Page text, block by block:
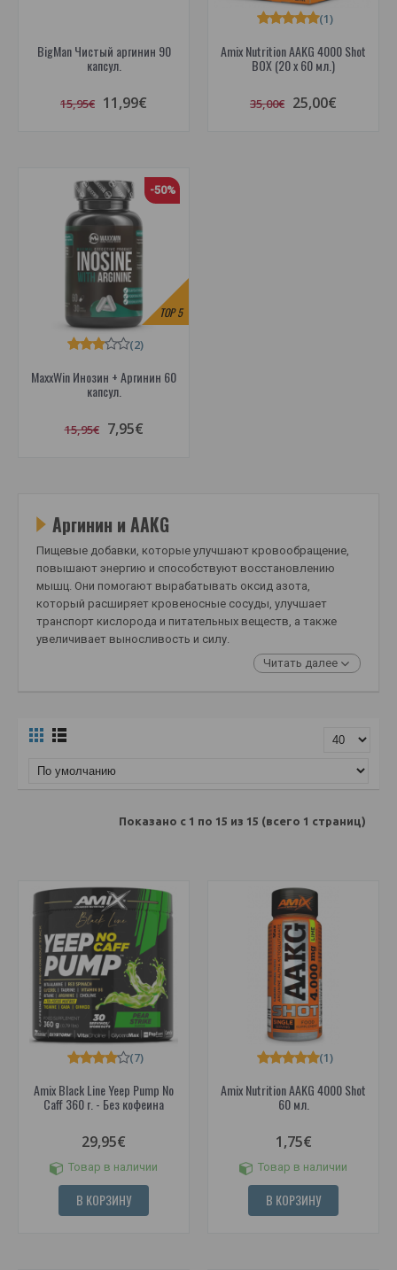
BigMan Чистый аргинин 90
капсул.
15,95€ 11,99€
Amix Nutrition AAKG 4000 Shot
BOX (20 x 60 мл.)
(1)
35,00€ 25,00€
TOP5
-50%
MaxxWin Инозин + Аргинин 60
капсул.
(2)
15,95€ 7,95€
Аргинин и AAKG
Пищевые добавки, которые улучшают кровообращение,
повышают энергию и способствуют восстановлению
мышц. Они помогают вырабатывать оксид азота,
который расширяет кровеносные сосуды, улучшает
транспорт кислорода и питательных веществ, а также
увеличивает выносливость и силу.
Читать далее
Показано с 1 по 15 из 15 (всего 1 страниц)
Amix Black Line Yeep Pump No
Caff 360 г. - Без кофеина
(7)
29,95€
Товар в наличии
В КОРЗИНУ
Amix Nutrition AAKG 4000 Shot
60 мл.
(1)
1,75€
Товар в наличии
В КОРЗИНУ